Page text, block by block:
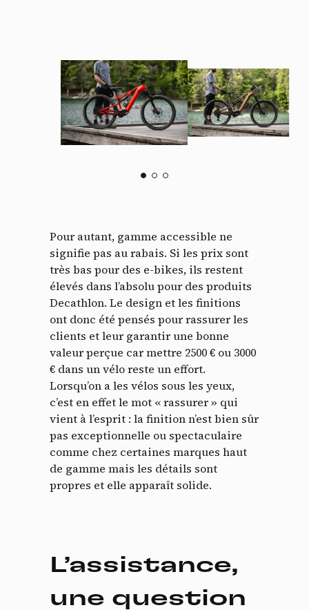
Pour autant, gamme accessible ne
signifie pas au rabais. Si les prix sont
très bas pour des e-bikes, ils restent
élevés dans l’absolu pour des produits
Decathlon. Le design et les finitions
ont donc été pensés pour rassurer les
clients et leur garantir une bonne
valeur perçue car mettre 2500 € ou 3000
€ dans un vélo reste un effort.
Lorsqu’on a les vélos sous les yeux,
c’est en effet le mot « rassurer » qui
vient à l’esprit : la finition n’est bien sûr
pas exceptionnelle ou spectaculaire
comme chez certaines marques haut
de gamme mais les détails sont
propres et elle apparaît solide.
L’assistance,
une question